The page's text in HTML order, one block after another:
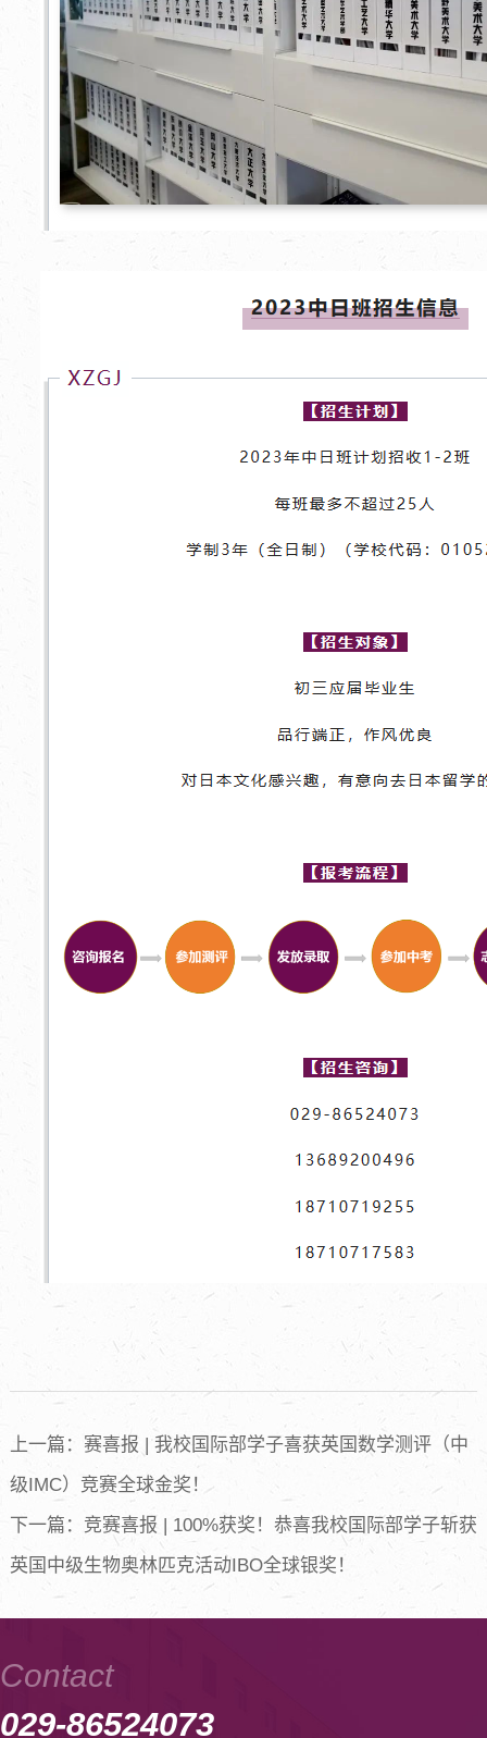
上一篇：赛喜报 | 我校国际部学子喜获英国数学测评（中
级IMC）竞赛全球金奖！
下一篇：竞赛喜报 | 100%获奖！恭喜我校国际部学子斩获
英国中级生物奥林匹克活动IBO全球银奖！
Contact
029-86524073